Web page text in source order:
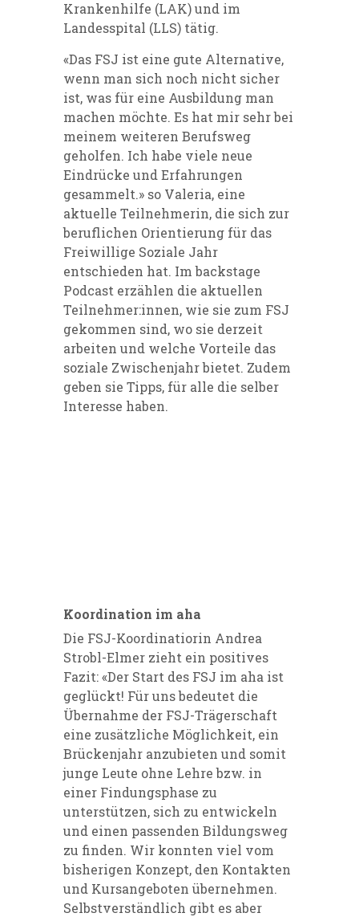
Krankenhilfe (LAK) und im
Landesspital (LLS) tätig.
«Das FSJ ist eine gute Alternative,
wenn man sich noch nicht sicher
ist, was für eine Ausbildung man
machen möchte. Es hat mir sehr bei
meinem weiteren Berufsweg
geholfen. Ich habe viele neue
Eindrücke und Erfahrungen
gesammelt.» so Valeria, eine
aktuelle Teilnehmerin, die sich zur
beruflichen Orientierung für das
Freiwillige Soziale Jahr
entschieden hat. Im backstage
Podcast erzählen die aktuellen
Teilnehmer:innen, wie sie zum FSJ
gekommen sind, wo sie derzeit
arbeiten und welche Vorteile das
soziale Zwischenjahr bietet. Zudem
geben sie Tipps, für alle die selber
Interesse haben.
Koordination im aha
Die FSJ-Koordinatiorin Andrea
Strobl-Elmer zieht ein positives
Fazit: «Der Start des FSJ im aha ist
geglückt! Für uns bedeutet die
Übernahme der FSJ-Trägerschaft
eine zusätzliche Möglichkeit, ein
Brückenjahr anzubieten und somit
junge Leute ohne Lehre bzw. in
einer Findungsphase zu
unterstützen, sich zu entwickeln
und einen passenden Bildungsweg
zu finden. Wir konnten viel vom
bisherigen Konzept, den Kontakten
und Kursangeboten übernehmen.
Selbstverständlich gibt es aber